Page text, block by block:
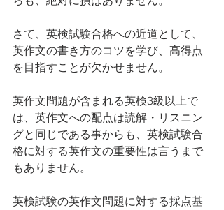
さて、英検試験合格への近道として、
英作文の書き方のコツを学び、高得点
を目指すことが欠かせません。
英作文問題が含まれる英検3級以上で
は、英作文への配点は読解・リスニン
グと同じである事からも、英検試験合
格に対する英作文の重要性は言うまで
もありません。
英検試験の英作文問題に対する採点基